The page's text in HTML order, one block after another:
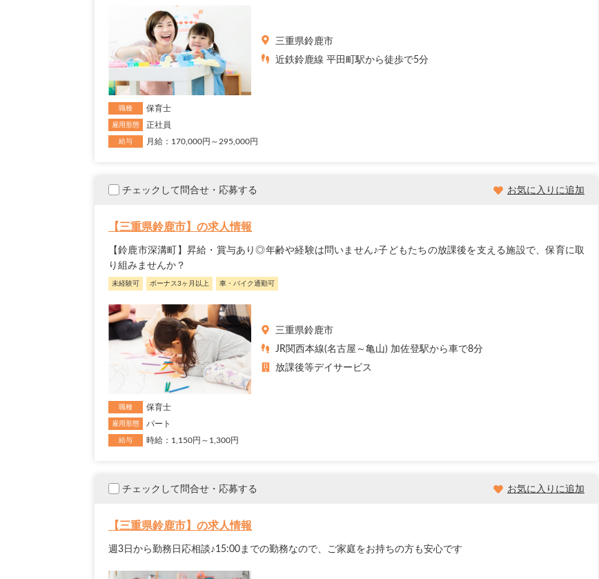
三重県鈴鹿市
近鉄鈴鹿線 平田町駅から徒歩で5分
職種 保育士
雇用形態 正社員
給与 月給：170,000円～295,000円
チェックして問合せ・応募する お気に入りに追加
【三重県鈴鹿市】の求人情報
【鈴鹿市深溝町】昇給・賞与あり◎年齢や経験は問いません♪子どもたちの放課後を支える施設で、保育に取
り組みませんか？
未経験可 ボーナス3ヶ月以上 車・バイク通勤可
三重県鈴鹿市
JR関西本線(名古屋～亀山) 加佐登駅から車で8分
放課後等デイサービス
職種 保育士
雇用形態 パート
給与 時給：1,150円～1,300円
チェックして問合せ・応募する お気に入りに追加
【三重県鈴鹿市】の求人情報
週3日から勤務日応相談♪15:00までの勤務なので、ご家庭をお持ちの方も安心です